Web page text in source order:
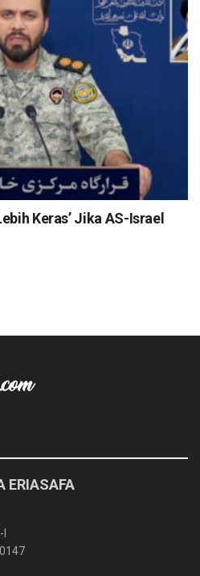
Keras’ Jika AS-Israel
ERIASAFA